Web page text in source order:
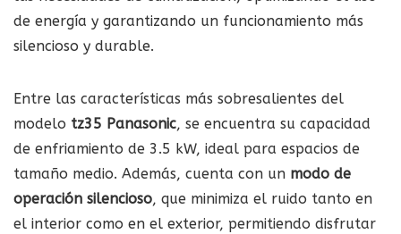
de energía y garantizando un funcionamiento más
silencioso y durable.
Entre las características más sobresalientes del
modelo tz35 Panasonic, se encuentra su capacidad
de enfriamiento de 3.5 kW, ideal para espacios de
tamaño medio. Además, cuenta con un modo de
operación silencioso, que minimiza el ruido tanto en
el interior como en el exterior, permitiendo disfrutar